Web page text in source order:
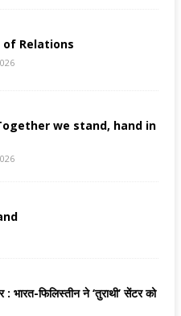
Relations
we stand, hand in
भारत-फिलिस्तीन ने ‘तुराथी’ सेंटर को